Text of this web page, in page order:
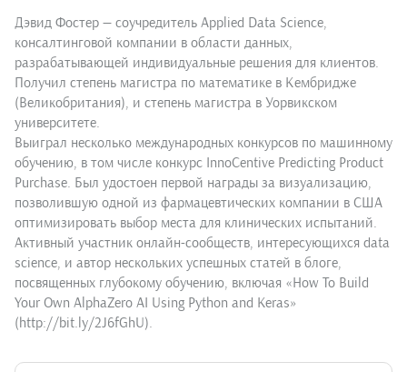
Дэвид Фостер — соучредитель Applied Data Science,
консалтинговой компании в области данных,
разрабатывающей индивидуальные решения для клиентов.
Получил степень магистра по математике в Кембридже
(Великобритания), и степень магистра в Уорвикском
университете.
Выиграл несколько международных конкурсов по машинному
обучению, в том числе конкурс InnoCentive Predicting Product
Purchase. Был удостоен первой награды за визуализацию,
позволившую одной из фармацевтических компании в США
оптимизировать выбор места для клинических испытаний.
Активный участник онлайн-сообществ, интересующихся data
science, и автор нескольких успешных статей в блоге,
посвященных глубокому обучению, включая «How To Build
Your Own AlphaZero AI Using Python and Keras»
(http://bit.ly/2J6fGhU).